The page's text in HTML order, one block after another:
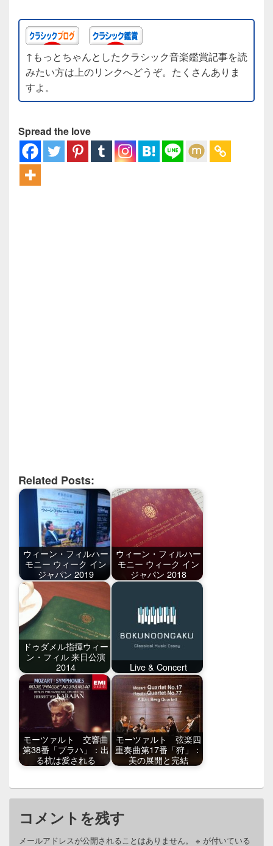
↑もっとちゃんとしたクラシック音楽鑑賞記事を読
みたい方は上のリンクへどうぞ。たくさんありま
すよ。
Spread the love
Related Posts:
ウィーン・フィルハー
モニー ウィーク イン
ジャパン 2019
ウィーン・フィルハー
モニー ウィーク イン
ジャパン 2018
ドゥダメル指揮ウィー
ン・フィル 来日公演
2014
Live & Concert
モーツァルト 交響曲
第38番「プラハ」：出
る杭は愛される
モーツァルト 弦楽四
重奏曲第17番「狩」：
美の展開と完結
コメントを残す
メールアドレスが公開されることはありません。 ※ が付いている